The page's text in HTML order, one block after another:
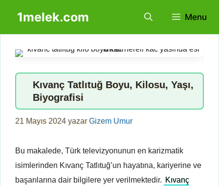
1melek.com Menu
Kıvanç Tatlıtuğ Boyu, Kilosu, Yaşı,
Biyografisi
21 Mayıs 2024 yazarGizem Umur
Bu makalede, Türk televizyonunun en karizmatik
isimlerinden Kıvanç Tatlıtuğ’un hayatına, kariyerine ve
başarılarına dair bilgilere yer verilmektedir. Kıvanç